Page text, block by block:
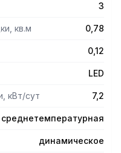
3
кв.м 0,78
0,12
LED
кВт/сут 7,2
среднетемпературная
динамическое